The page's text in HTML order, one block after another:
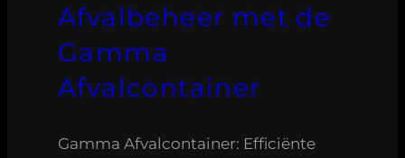
Afvalbeheer met de
Gamma
Afvalcontainer
Gamma Afvalcontainer: Efficiënte